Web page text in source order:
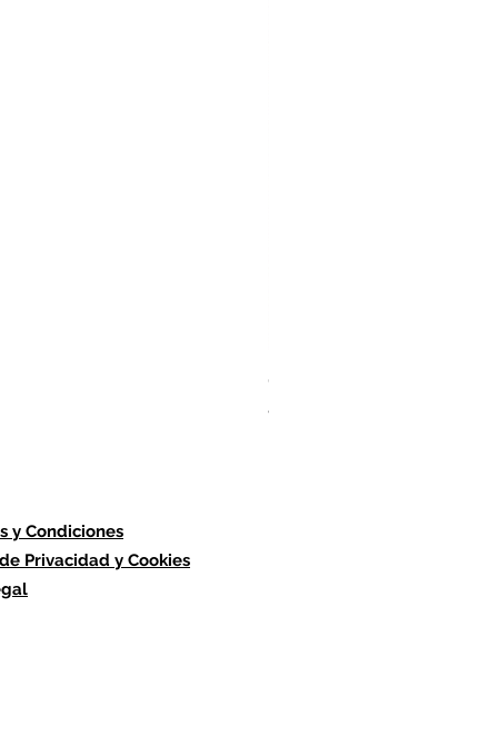
Candle/Difusser Gift
Precio
45,00 €
y Condiciones
Privacidad y Cookies